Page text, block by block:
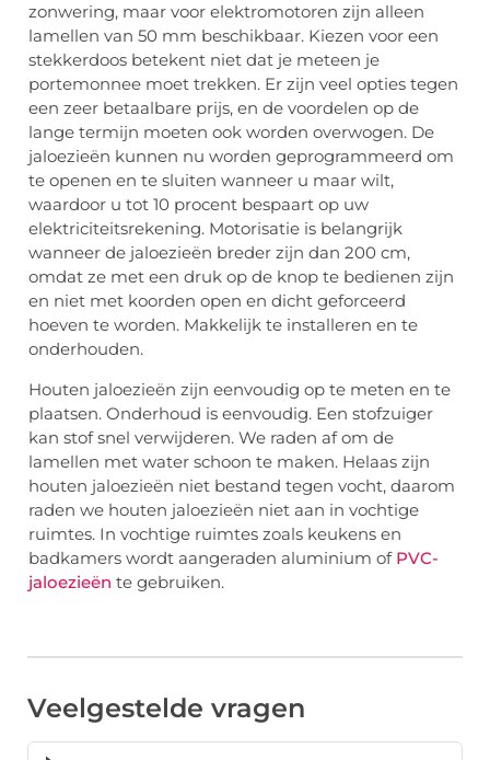
zonwering, maar voor elektromotoren zijn alleen
lamellen van 50 mm beschikbaar. Kiezen voor een
stekkerdoos betekent niet dat je meteen je
portemonnee moet trekken. Er zijn veel opties tegen
een zeer betaalbare prijs, en de voordelen op de
lange termijn moeten ook worden overwogen. De
jaloezieën kunnen nu worden geprogrammeerd om
te openen en te sluiten wanneer u maar wilt,
waardoor u tot 10 procent bespaart op uw
elektriciteitsrekening. Motorisatie is belangrijk
wanneer de jaloezieën breder zijn dan 200 cm,
omdat ze met een druk op de knop te bedienen zijn
en niet met koorden open en dicht geforceerd
hoeven te worden. Makkelijk te installeren en te
onderhouden.
Houten jaloezieën zijn eenvoudig op te meten en te
plaatsen. Onderhoud is eenvoudig. Een stofzuiger
kan stof snel verwijderen. We raden af ​​om de
lamellen met water schoon te maken. Helaas zijn
houten jaloezieën niet bestand tegen vocht, daarom
raden we houten jaloezieën niet aan in vochtige
ruimtes. In vochtige ruimtes zoals keukens en
badkamers wordt aangeraden aluminium of PVC-
jaloezieën te gebruiken.
Veelgestelde vragen